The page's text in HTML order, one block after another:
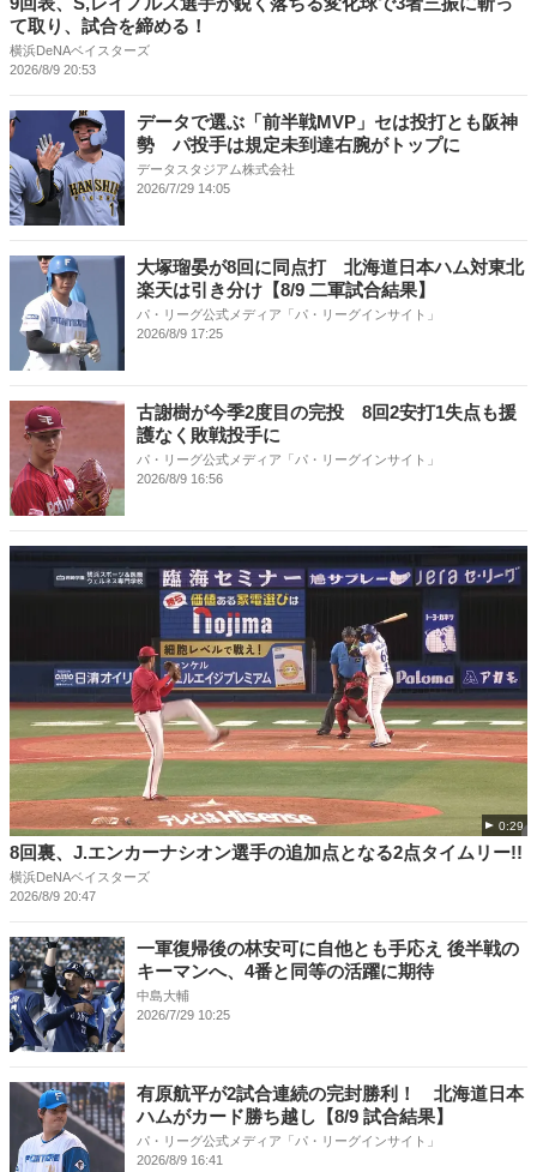
て取り、試合を締める！
横浜DeNAベイスターズ
2026/8/9 20:53
データで選ぶ「前半戦MVP」セは投打とも阪神
勢 パ投手は規定未到達右腕がトップに
データスタジアム株式会社
2026/7/29 14:05
大塚瑠晏が8回に同点打 北海道日本ハム対東北
楽天は引き分け【8/9 二軍試合結果】
パ・リーグ公式メディア「パ・リーグインサイト」
2026/8/9 17:25
古謝樹が今季2度目の完投 8回2安打1失点も援
護なく敗戦投手に
パ・リーグ公式メディア「パ・リーグインサイト」
2026/8/9 16:56
0:29
8回裏、J.エンカーナシオン選手の追加点となる2点タイムリー!!
横浜DeNAベイスターズ
2026/8/9 20:47
一軍復帰後の林安可に自他とも手応え 後半戦の
キーマンへ、4番と同等の活躍に期待
中島大輔
2026/7/29 10:25
有原航平が2試合連続の完封勝利！ 北海道日本
ハムがカード勝ち越し【8/9 試合結果】
パ・リーグ公式メディア「パ・リーグインサイト」
2026/8/9 16:41